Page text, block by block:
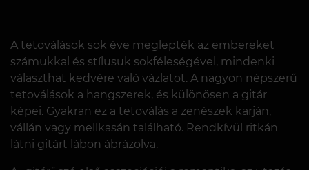
A tetoválások sok éve meglepték az embereket
számukkal és stílusuk sokféleségével, mindenki
választhat kedvére való vázlatot. A nagyon népszerű
tetoválások a hangszerek, és különösen a gitár
képei. Gyakran ez a tetoválás a zenészek karján,
vállán vagy mellkasán található. Rendkívül ritkán
látni gitárt lábon ábrázolva.